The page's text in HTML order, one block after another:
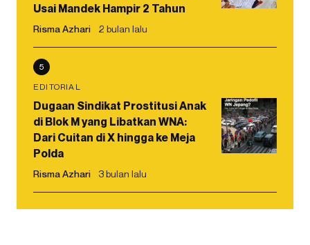
Usai Mandek Hampir 2 Tahun
Risma Azhari 2 bulan lalu
5
EDITORIAL
Dugaan Sindikat Prostitusi Anak
di Blok M yang Libatkan WNA:
Dari Cuitan di X hingga ke Meja
Polda
Risma Azhari 3 bulan lalu